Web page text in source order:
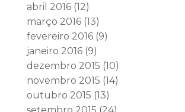
abril 2016(12)
março 2016(13)
fevereiro 2016(9)
janeiro 2016(9)
dezembro 2015 (10)
novembro 2015 (14)
outubro 2015 (13)
setembro 2015 (24)